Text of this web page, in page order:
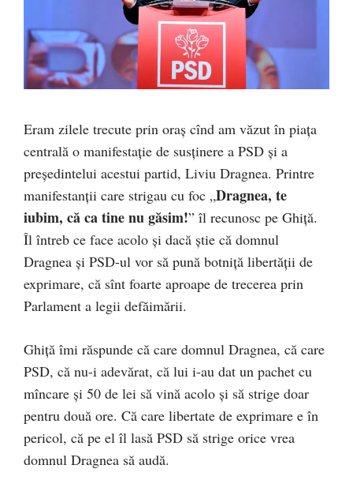
Eram zilele trecute prin oraș cînd am văzut în piața
centrală o manifestație de susținere a PSD și a
președintelui acestui partid, Liviu Dragnea. Printre
manifestanții care strigau cu foc „Dragnea, te
iubim, că ca tine nu găsim!” îl recunosc pe Ghiță.
Îl întreb ce face acolo și dacă știe că domnul
Dragnea și PSD-ul vor să pună botniță libertății de
exprimare, că sînt foarte aproape de trecerea prin
Parlament a legii defăimării.
Ghiță îmi răspunde că care domnul Dragnea, că care
PSD, că nu-i adevărat, că lui i-au dat un pachet cu
mîncare și 50 de lei să vină acolo și să strige doar
pentru două ore. Că care libertate de exprimare e în
pericol, că pe el îl lasă PSD să strige orice vrea
domnul Dragnea să audă.